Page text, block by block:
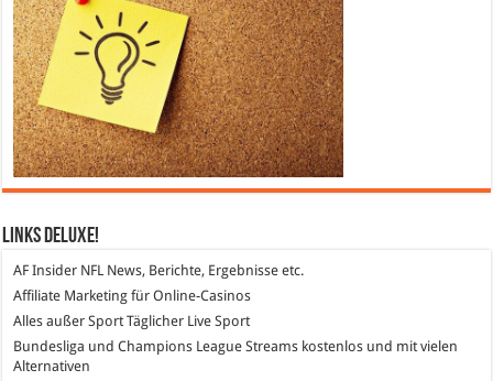
Links DeLuXe!
AF Insider NFL News, Berichte, Ergebnisse etc.
Affiliate Marketing für Online-Casinos
Alles außer Sport Täglicher Live Sport
Bundesliga und Champions League Streams kostenlos und mit vielen
Alternativen